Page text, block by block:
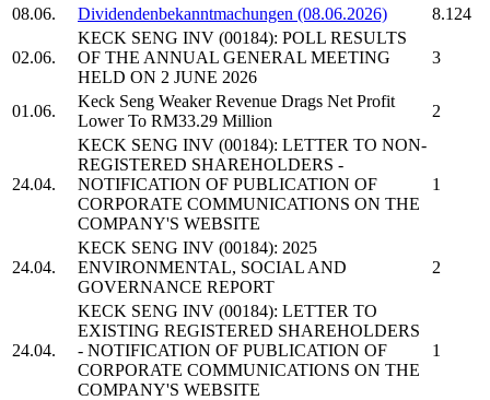
08.06.
Dividendenbekanntmachungen (08.06.2026) 8.124
02.06.
KECK SENG INV (00184): POLL RESULTS
OF THE ANNUAL GENERAL MEETING
HELD ON 2 JUNE 2026
3
01.06.
Keck Seng Weaker Revenue Drags Net Profit
Lower To RM33.29 Million
2
24.04.
KECK SENG INV (00184): LETTER TO NON-
REGISTERED SHAREHOLDERS -
NOTIFICATION OF PUBLICATION OF
CORPORATE COMMUNICATIONS ON THE
COMPANY'S WEBSITE
1
24.04.
KECK SENG INV (00184): 2025
ENVIRONMENTAL, SOCIAL AND
GOVERNANCE REPORT
2
24.04.
KECK SENG INV (00184): LETTER TO
EXISTING REGISTERED SHAREHOLDERS
- NOTIFICATION OF PUBLICATION OF
CORPORATE COMMUNICATIONS ON THE
COMPANY'S WEBSITE
1